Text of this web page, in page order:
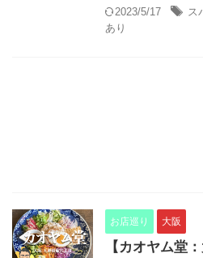
2023/5/17 ス
あり
お店巡り 大阪
【カオヤム堂